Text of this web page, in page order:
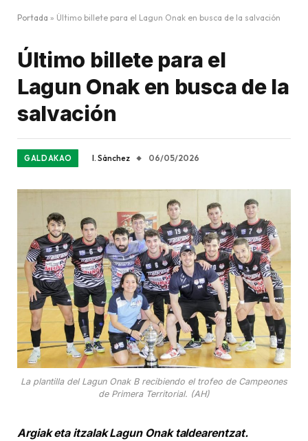
Portada » Último billete para el Lagun Onak en busca de la salvación
Último billete para el
Lagun Onak en busca de la
salvación
GALDAKAO I. Sánchez 06/05/2026
La plantilla del Lagun Onak B recibiendo el trofeo de Campeones
de Primera Territorial. (AH)
Argiak eta itzalak Lagun Onak taldearentzat.